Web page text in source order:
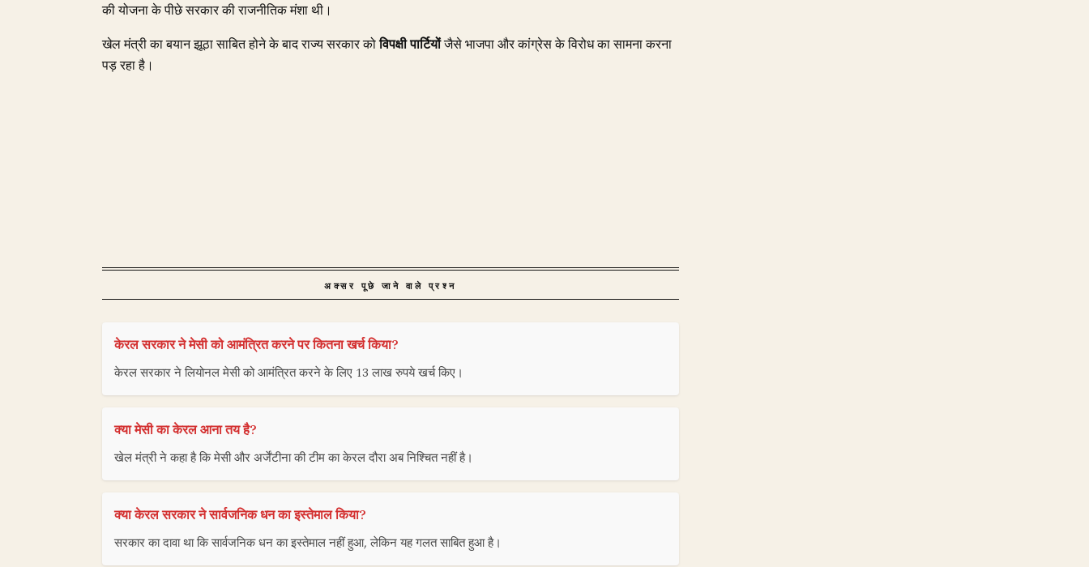
की योजना के पीछे सरकार की राजनीतिक मंशा थी।
खेल मंत्री का बयान झूठा साबित होने के बाद राज्य सरकार कोविपक्षी पार्टियोंजैसे भाजपा और कांग्रेस के विरोध का सामना करना
पड़ रहा है।
अक्सर पूछे जाने वाले प्रश्न
केरल सरकार ने मेसी को आमंत्रित करने पर कितना खर्च किया?
केरल सरकार ने लियोनल मेसी को आमंत्रित करने के लिए 13 लाख रुपये खर्च किए।
क्या मेसी का केरल आना तय है?
खेल मंत्री ने कहा है कि मेसी और अर्जेंटीना की टीम का केरल दौरा अब निश्चित नहीं है।
क्या केरल सरकार ने सार्वजनिक धन का इस्तेमाल किया?
सरकार का दावा था कि सार्वजनिक धन का इस्तेमाल नहीं हुआ, लेकिन यह गलत साबित हुआ है।